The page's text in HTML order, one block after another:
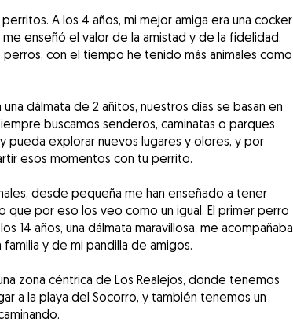
A los 4 años, mi mejor amiga era una cocker
enseñó el valor de la amistad y de la fidelidad.
con el tiempo he tenido más animales como
dálmata de 2 añitos, nuestros días se basan en
buscamos senderos, caminatas o parques
pueda explorar nuevos lugares y olores, y por
esos momentos con tu perrito.
desde pequeña me han enseñado a tener
que por eso los veo como un igual. El primer perro
14 años, una dálmata maravillosa, me acompañaba
y de mi pandilla de amigos.
zona céntrica de Los Realejos, donde tenemos
a la playa del Socorro, y también tenemos un